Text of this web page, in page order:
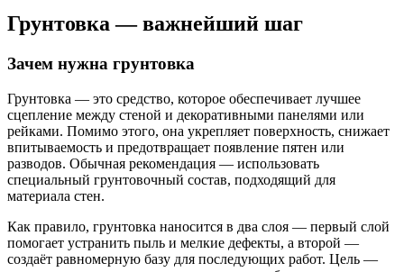
Грунтовка — важнейший шаг
Зачем нужна грунтовка
Грунтовка — это средство, которое обеспечивает лучшее
сцепление между стеной и декоративными панелями или
рейками. Помимо этого, она укрепляет поверхность, снижает
впитываемость и предотвращает появление пятен или
разводов. Обычная рекомендация — использовать
специальный грунтовочный состав, подходящий для
материала стен.
Как правило, грунтовка наносится в два слоя — первый слой
помогает устранить пыль и мелкие дефекты, а второй —
создаёт равномерную базу для последующих работ. Цель —